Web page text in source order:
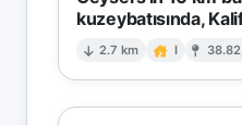
kuzeybatısında,
2.7 km I